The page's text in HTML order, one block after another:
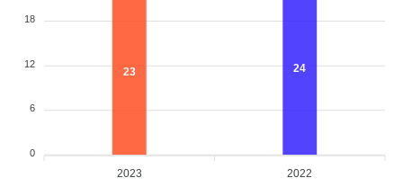
2023 2022
23 24
18
12
6
0